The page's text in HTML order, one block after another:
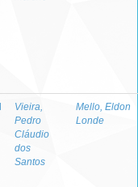
Vieira,
Pedro
Cláudio
dos
Santos
Mello, Eldon
Londe